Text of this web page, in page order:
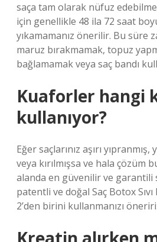
saça tam olarak nüfuz
için genellikle 48 ila 72 saat
yıkamamanız önerilir. Bu süre
maruz bırakmamak, topuz
bağlamamak veya saç bandı
Kuaforler hangi
kullanıyor?
Eğer saçlarınız aşırı yıpranmış,
veya kırılmışsa ve hala çözüm
alanda en güvenilir ve garantili
patentli ve doğal Saç Botox
2’den birini kullanmanızı